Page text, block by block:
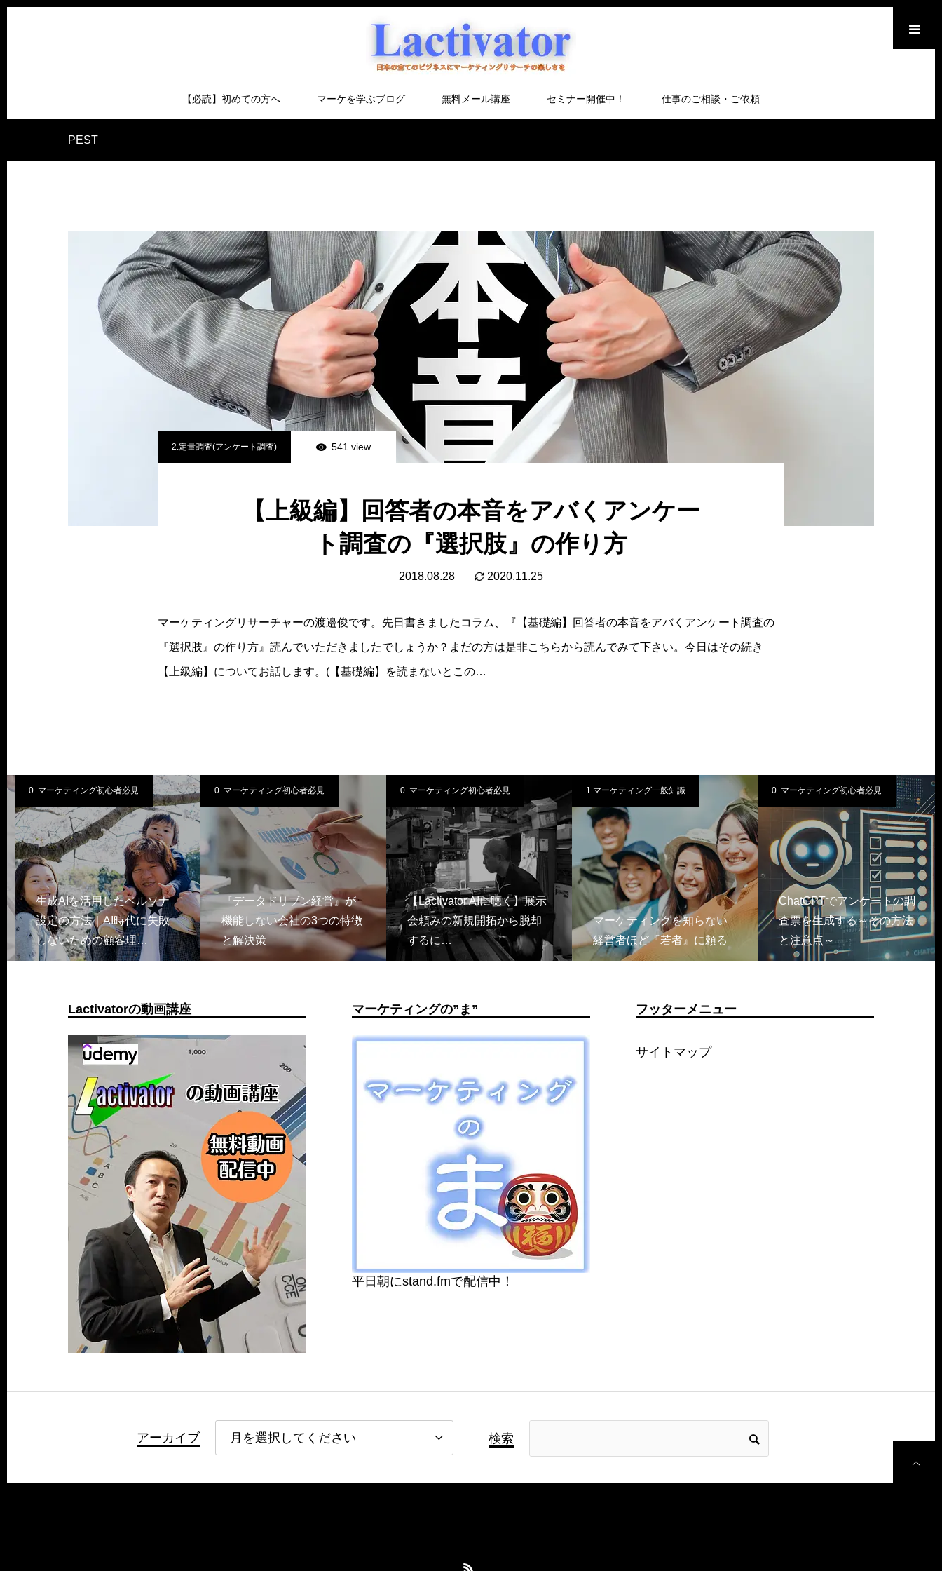
【必読】初めての方へ マーケを学ぶブログ 無料メール講座 セミナー開催中！ 仕事のご相談・ご依頼
PEST
2.定量調査(アンケート調査) 541 view
【上級編】回答者の本音をアバくアンケー
ト調査の『選択肢』の作り方
2018.08.28 2020.11.25
マーケティングリサーチャーの渡邉俊です。先日書きましたコラム、『【基礎編】回答者の本音をアバくアンケート調査の
『選択肢』の作り方』読んでいただきましたでしょうか？まだの方は是非こちらから読んでみて下さい。今日はその続き
【上級編】についてお話します。(【基礎編】を読まないとこの…
0. マーケティング初心者必見
生成AIを活用したペルソナ
設定の方法｜AI時代に失敗
しないための顧客理…
0. マーケティング初心者必見
『データドリブン経営』が
機能しない会社の3つの特徴
と解決策
0. マーケティング初心者必見
【Lactivator AIに聴く】展示
会頼みの新規開拓から脱却
するに…
1.マーケティング一般知識
マーケティングを知らない
経営者ほど『若者』に頼る
0. マーケティング初心者必見
ChatGPTでアンケートの調
査票を生成する～その方法
と注意点～
Lactivatorの動画講座 マーケティングの”ま”
平日朝にstand.fmで配信中！
フッターメニュー
サイトマップ
アーカイブ
検索